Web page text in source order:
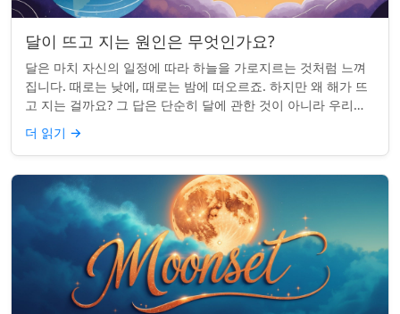
달이 뜨고 지는 원인은 무엇인가요?
달은 마치 자신의 일정에 따라 하늘을 가로지르는 것처럼 느껴
집니다. 때로는 낮에, 때로는 밤에 떠오르죠. 하지만 왜 해가 뜨
고 지는 걸까요? 그 답은 단순히 달에 관한 것이 아니라 우리에
관한 것입니다. 핵심 통찰:...
더 읽기 →